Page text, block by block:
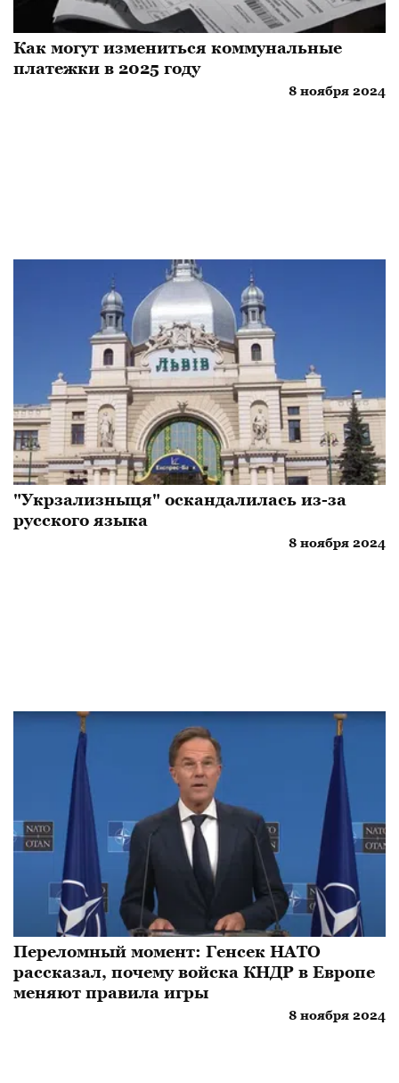
Как могут измениться коммунальные
платежки в 2025 году
8 ноября 2024
"Укрзализныця" оскандалилась из-за
русского языка
8 ноября 2024
Переломный момент: Генсек НАТО
рассказал, почему войска КНДР в Европе
меняют правила игры
8 ноября 2024